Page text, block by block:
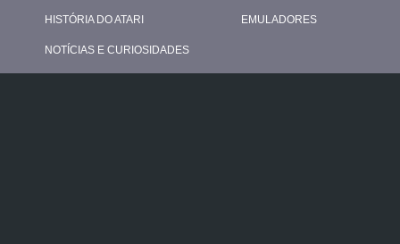
HISTÓRIA DO ATARI
NOTÍCIAS E CURIOSIDADES
EMULADORES